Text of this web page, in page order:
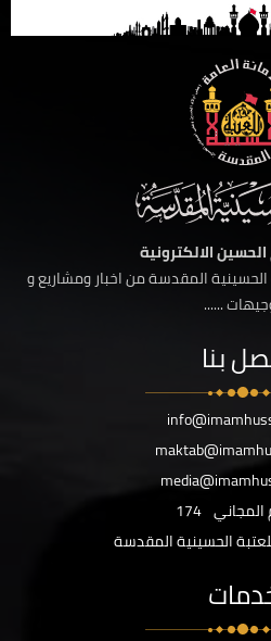
الحسين الالكترونية
المقدسة من اخبار ومشاريع و
......
بنا
المجاني 174
الحسينية المقدسة